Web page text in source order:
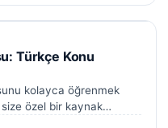
Türkçe Konu
kolayca öğrenmek
özel bir kaynak